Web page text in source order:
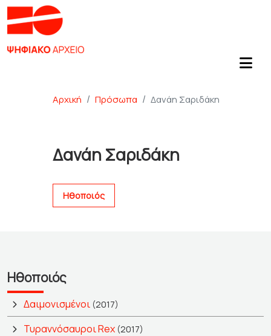
Αρχική Πρόσωπα Δανάη Σαριδάκη
Δανάη Σαριδάκη
Ηθοποιός
Ηθοποιός
Δαιμονισμένοι (2017)
Τυραννόσαυροι Rex (2017)